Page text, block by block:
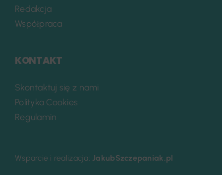
Redakcja
Współpraca
KONTAKT
Skontaktuj się z nami
Polityka Cookies
Regulamin
Wsparcie i realizacja: JakubSzczepaniak.pl